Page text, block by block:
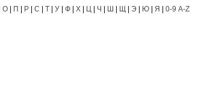
О П Р С Т У Ф Х Ц Ч Ш Щ Э Ю Я 0-9 A-Z